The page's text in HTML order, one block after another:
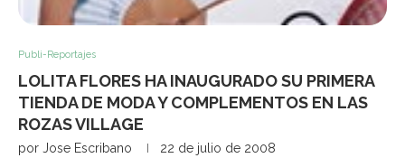
Publi-Reportajes
LOLITA FLORES HA INAUGURADO SU PRIMERA
TIENDA DE MODA Y COMPLEMENTOS EN LAS
ROZAS VILLAGE
por Jose Escribano 22 de julio de 2008